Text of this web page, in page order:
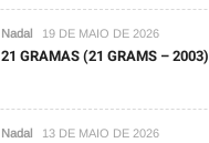
Nadal 19 DE MAIO DE 2026
21 GRAMAS (21 GRAMS – 2003)
Nadal 13 DE MAIO DE 2026